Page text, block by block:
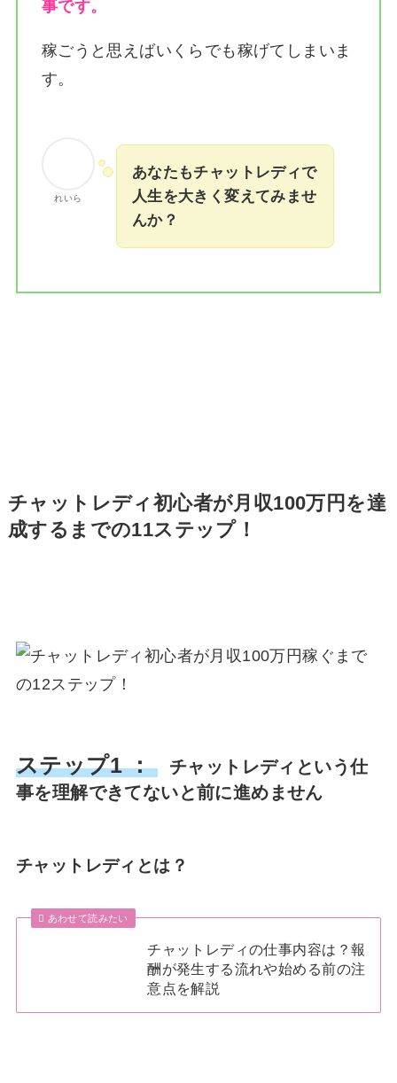
事です。
稼ごうと思えばいくらでも稼げてしまいま
す。
れいら
あなたもチャットレディで
人生を大きく変えてみませ
んか？
チャットレディ初心者が月収100万円を達
成するまでの11ステップ！
ステップ1 ：
チャットレディという仕
事を理解できてないと前に進めません
チャットレディとは？
あわせて読みたい
チャットレディの仕事内容は？報
酬が発生する流れや始める前の注
意点を解説